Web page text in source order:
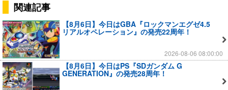
関連記事
【8月6日】今日はGBA『ロックマンエグゼ4.5
リアルオペレーション』の発売22周年！
2026-08-06 08:00:00
【8月6日】今日はPS『SDガンダム G
GENERATION』の発売28周年！